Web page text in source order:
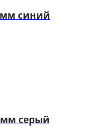
мм синий
мм серый